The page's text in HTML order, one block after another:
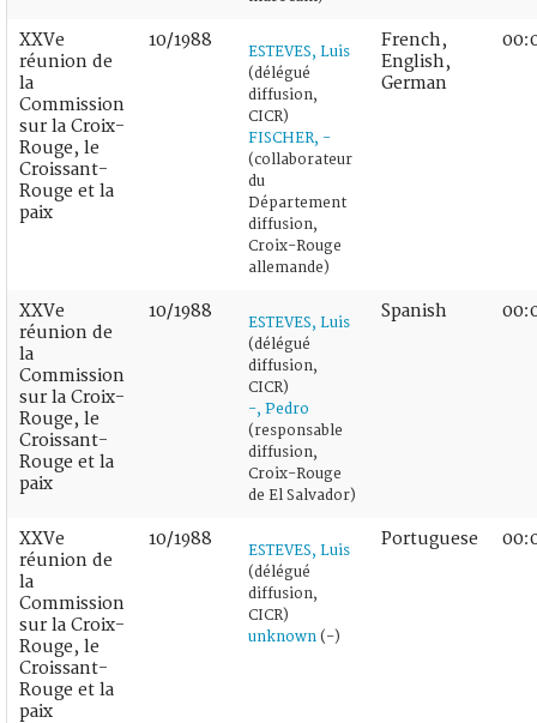
XXVe
réunion de
la
Commission
sur la Croix-
Rouge, le
Croissant-
Rouge et la
paix
10/1988
ESTEVES, Luis
(délégué
diffusion,
CICR)
FISCHER, -
(collaborateur
du
Département
diffusion,
Croix-Rouge
allemande)
French,
English,
German
XXVe
réunion de
la
Commission
sur la Croix-
Rouge, le
Croissant-
Rouge et la
paix
10/1988
ESTEVES, Luis
(délégué
diffusion,
CICR)
-, Pedro
(responsable
diffusion,
Croix-Rouge
de El Salvador)
Spanish
XXVe
réunion de
la
Commission
sur la Croix-
Rouge, le
Croissant-
Rouge et la
paix
10/1988
ESTEVES, Luis
(délégué
diffusion,
CICR)
unknown (-)
Portuguese